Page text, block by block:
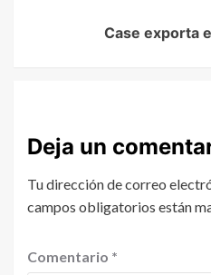
Case exporta
Deja un
Tu dirección de correo
campos obligatorios están
Comentario *